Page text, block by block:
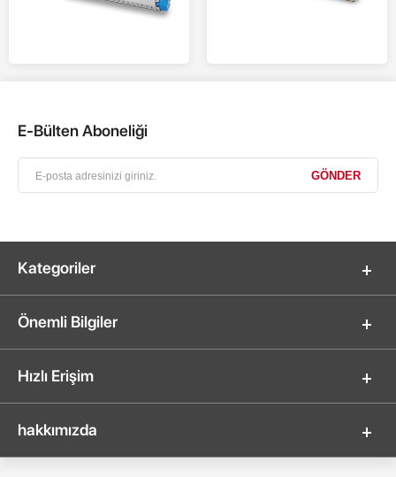
E-Bülten Aboneliği
Kategoriler
Önemli Bilgiler
Hızlı Erişim
hakkımızda